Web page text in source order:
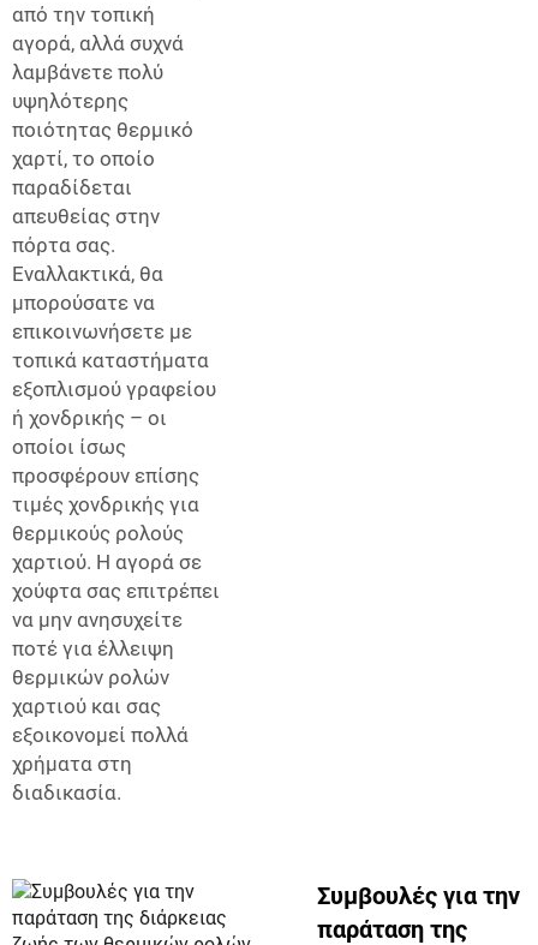
από την τοπική
αγορά, αλλά συχνά
λαμβάνετε πολύ
υψηλότερης
ποιότητας θερμικό
χαρτί, το οποίο
παραδίδεται
απευθείας στην
πόρτα σας.
Εναλλακτικά, θα
μπορούσατε να
επικοινωνήσετε με
τοπικά καταστήματα
εξοπλισμού γραφείου
ή χονδρικής – οι
οποίοι ίσως
προσφέρουν επίσης
τιμές χονδρικής για
θερμικούς ρολούς
χαρτιού. Η αγορά σε
χούφτα σας επιτρέπει
να μην ανησυχείτε
ποτέ για έλλειψη
θερμικών ρολών
χαρτιού και σας
εξοικονομεί πολλά
χρήματα στη
διαδικασία.
Συμβουλές για την
παράταση της